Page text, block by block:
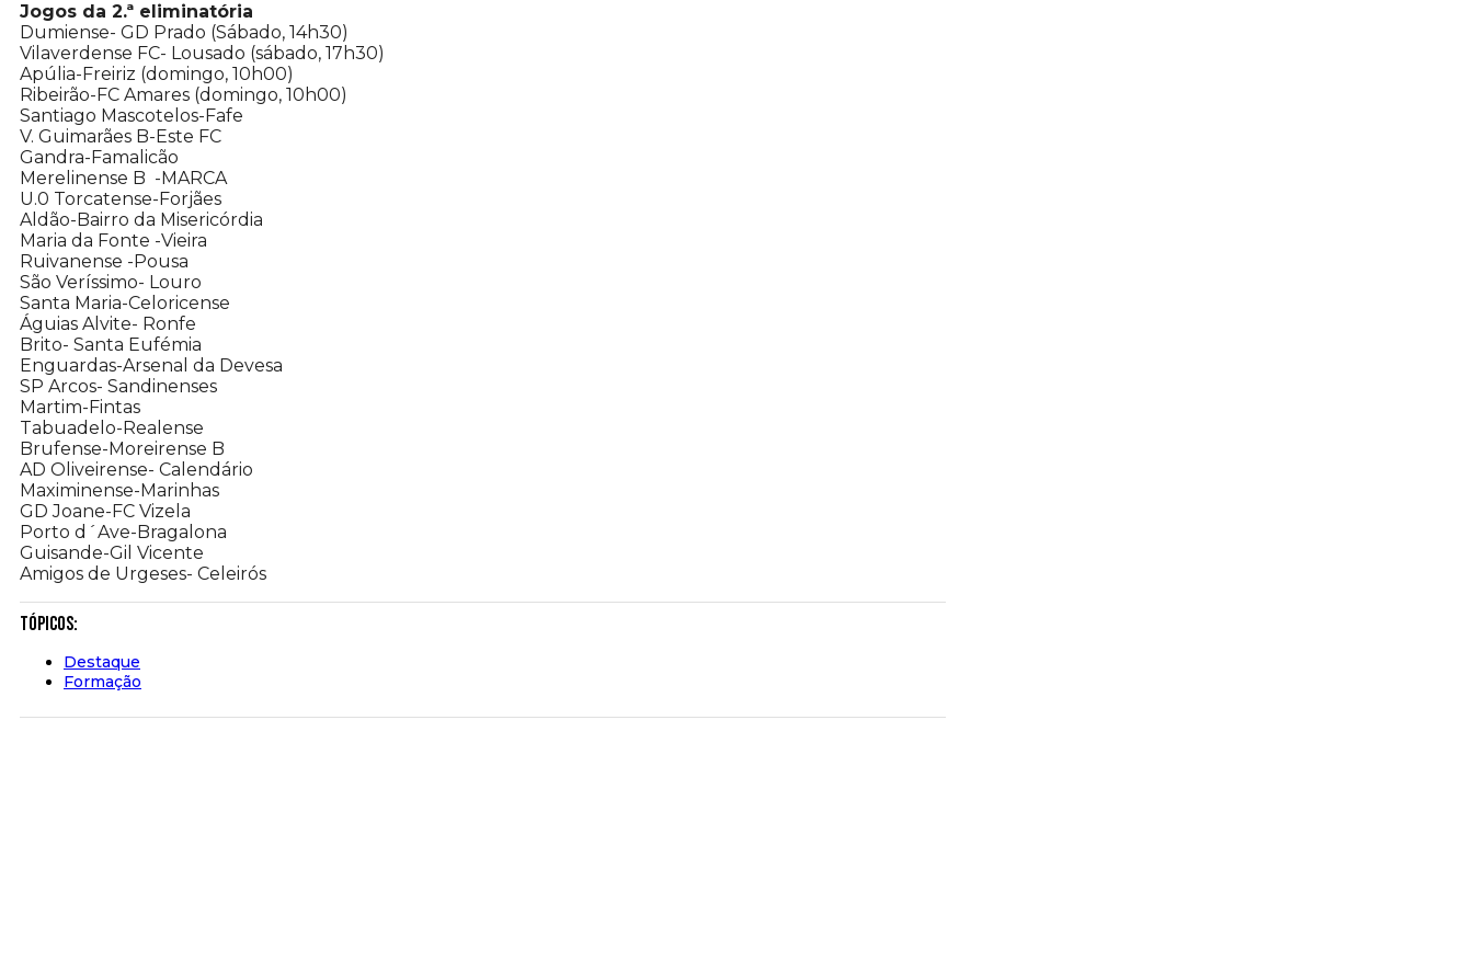
Jogos da 2.ª eliminatória
Dumiense- GD Prado (Sábado, 14h30)
Vilaverdense FC- Lousado (sábado, 17h30)
Apúlia-Freiriz (domingo, 10h00)
Ribeirão-FC Amares (domingo, 10h00)
Santiago Mascotelos-Fafe
V. Guimarães B-Este FC
Gandra-Famalicão
Merelinense B -MARCA
U.0 Torcatense-Forjães
Aldão-Bairro da Misericórdia
Maria da Fonte -Vieira
Ruivanense -Pousa
São Veríssimo- Louro
Santa Maria-Celoricense
Águias Alvite- Ronfe
Brito- Santa Eufémia
Enguardas-Arsenal da Devesa
SP Arcos- Sandinenses
Martim-Fintas
Tabuadelo-Realense
Brufense-Moreirense B
AD Oliveirense- Calendário
Maximinense-Marinhas
GD Joane-FC Vizela
Porto d´Ave-Bragalona
Guisande-Gil Vicente
Amigos de Urgeses- Celeirós
Tópicos:
Destaque
Formação